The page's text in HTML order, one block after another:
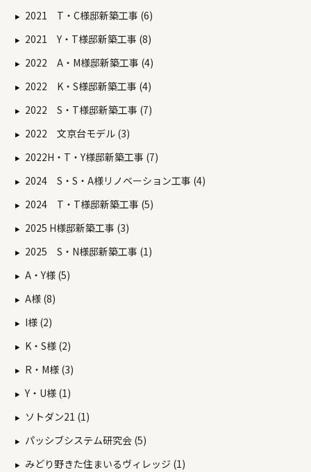
2021 T・C様邸新築工事 (6)
2021 Y・T様邸新築工事 (8)
2022 A・M様邸新築工事 (4)
2022 K・S様邸新築工事 (4)
2022 S・T様邸新築工事 (7)
2022 文京台モデル (3)
2022H・T・Y様邸新築工事 (7)
2024 S・S・A様リノベーション工事 (4)
2024 T・T様邸新築工事 (5)
2025 H様邸新築工事 (3)
2025 S・N様邸新築工事 (1)
A・Y様 (5)
A様 (8)
I様 (2)
K・S様 (2)
R・M様 (3)
Y・U様 (1)
ソトダン21 (1)
パッシブシステム研究会 (5)
みどり野きた住まいるヴィレッジ (1)